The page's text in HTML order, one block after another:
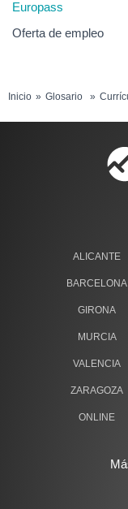
Europass
Oferta de empleo
Inicio Glosario
ALICANTE
BARCELONA
GIRONA
MURCIA
VALENCIA
ZARAGOZA
ONLINE